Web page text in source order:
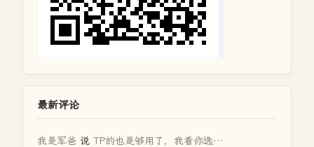
最新评论
我是军爸 说 TP的也是够用了，我看你选…